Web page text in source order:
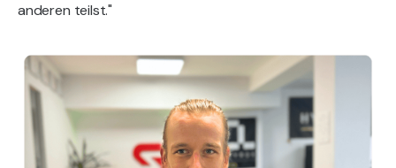
anderen teilst."